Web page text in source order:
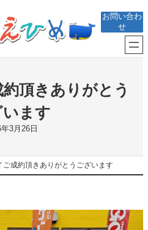
お問い合わ
せ
頂きありがとう
います
3月26日
ご成約頂きありがとうございます